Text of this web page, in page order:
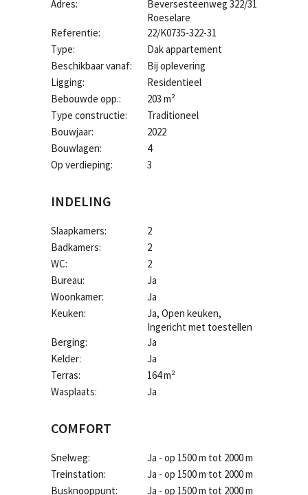
Adres:
Beversesteenweg 322/31
Roeselare
Referentie:
22/K0735-322-31
Type:
Dak appartement
Beschikbaar vanaf:
Bij oplevering
Ligging:
Residentieel
Bebouwde opp.:
203 m²
Type constructie:
Traditioneel
Bouwjaar:
2022
Bouwlagen:
4
Op verdieping:
3
INDELING
Slaapkamers:
2
Badkamers:
2
WC:
2
Bureau:
Ja
Woonkamer:
Ja
Keuken:
Ja, Open keuken,
Ingericht met toestellen
Berging:
Ja
Kelder:
Ja
Terras:
164 m²
Wasplaats:
Ja
COMFORT
Snelweg:
Ja - op 1500 m tot 2000 m
Treinstation:
Ja - op 1500 m tot 2000 m
Busknooppunt:
Ja - op 1500 m tot 2000 m